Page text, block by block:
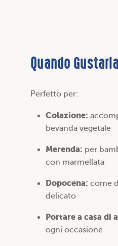
Quando Gustarla
Perfetto per:
Colazione:
bevanda vegetale
Merenda: per
con marmellata
Dopocena: come
delicato
Portare a casa di
ogni occasione